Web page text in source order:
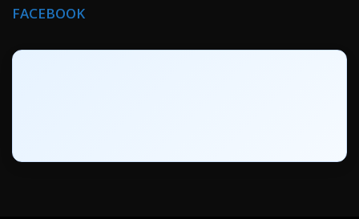
FACEBOOK